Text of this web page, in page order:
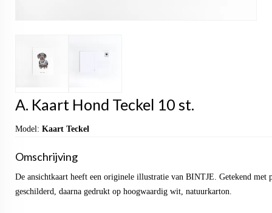
A. Kaart Hond Teckel 10 st.
Model: Kaart Teckel
Omschrijving
De ansichtkaart heeft een originele illustratie van BINTJE. Getekend met
geschilderd, daarna gedrukt op hoogwaardig wit, natuurkarton.